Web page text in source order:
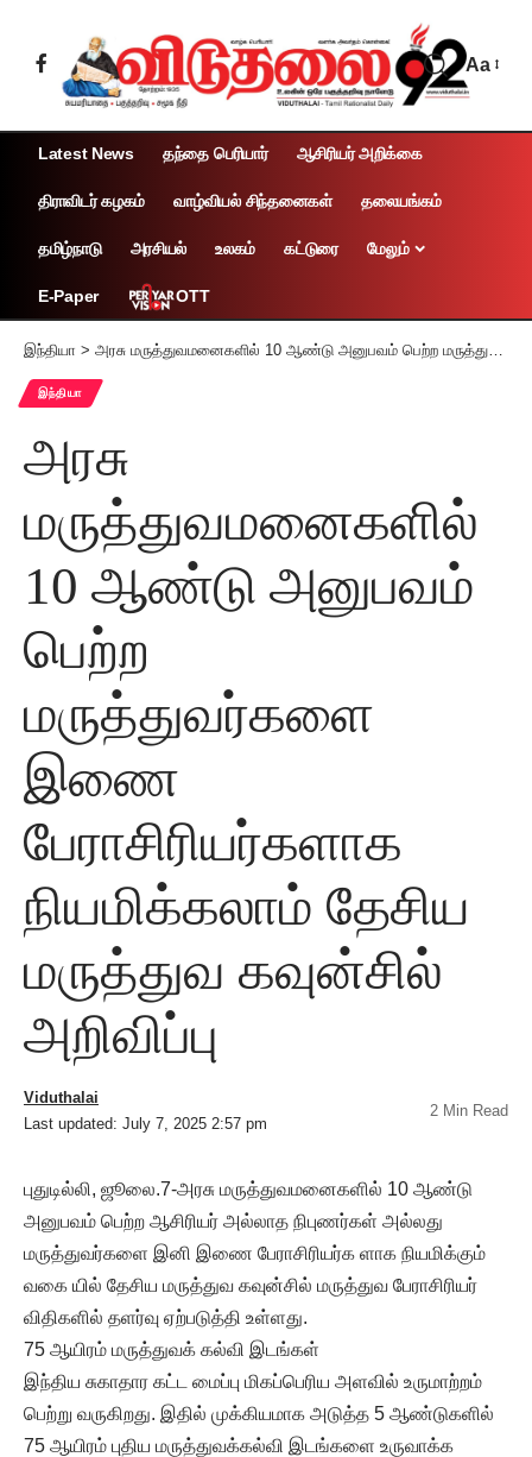
Aa
Latest News தந்தை பெரியார் ஆசிரியர் அறிக்கை
திராவிடர் கழகம் வாழ்வியல் சிந்தனைகள் தலையங்கம்
தமிழ்நாடு அரசியல் உலகம் கட்டுரை மேலும்
E-Paper OTT
இந்தியா > அரசு மருத்துவமனைகளில் 10 ஆண்டு அனுபவம் பெற்ற மருத்துவர்களை இணை பேராசிரியர்களாக நியமிக்கலாம் தேசிய மருத்துவ கவுன்சில் அறிவிப்பு
இந்தியா
அரசு
மருத்துவமனைகளில்
10 ஆண்டு அனுபவம்
பெற்ற
மருத்துவர்களை
இணை
பேராசிரியர்களாக
நியமிக்கலாம் தேசிய
மருத்துவ கவுன்சில்
அறிவிப்பு
Last updated: July 7, 2025 2:57 pm
Viduthalai
2 Min Read
புதுடில்லி, ஜூலை.7-அரசு மருத்துவமனைகளில் 10 ஆண்டு
அனுபவம் பெற்ற ஆசிரியர் அல்லாத நிபுணர்கள் அல்லது
மருத்துவர்களை இனி இணை பேராசிரியர்க ளாக நியமிக்கும்
வகை யில் தேசிய மருத்துவ கவுன்சில் மருத்துவ பேராசிரியர்
விதிகளில் தளர்வு ஏற்படுத்தி உள்ளது.
75 ஆயிரம் மருத்துவக் கல்வி இடங்கள்
இந்திய சுகாதார கட்ட மைப்பு மிகப்பெரிய அளவில் உருமாற்றம்
பெற்று வருகிறது. இதில் முக்கியமாக அடுத்த 5 ஆண்டுகளில்
75 ஆயிரம் புதிய மருத்துவக்கல்வி இடங்களை உருவாக்க